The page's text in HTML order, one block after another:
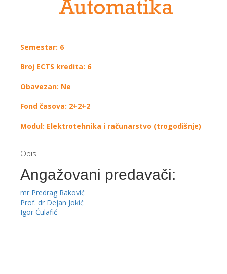
Automatika
Semestar: 6
Broj ECTS kredita: 6
Obavezan: Ne
Fond časova: 2+2+2
Modul: Elektrotehnika i računarstvo (trogodišnje)
Opis
Angažovani predavači:
mr Predrag Raković
Prof. dr Dejan Jokić
Igor Ćulafić